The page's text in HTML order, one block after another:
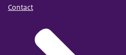
Contact